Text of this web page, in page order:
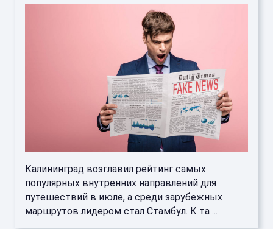
Калининград возглавил рейтинг самых
популярных внутренних направлений для
путешествий в июле, а среди зарубежных
маршрутов лидером стал Стамбул. К та ...